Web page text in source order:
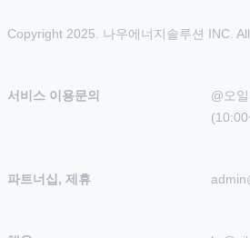
Copyright 2025. 나우에너지솔루션 INC.
서비스 이용문의
@오
파트너십, 제휴